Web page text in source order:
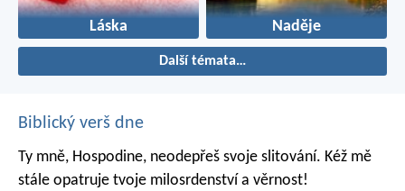
Láska Naděje
Další témata…
Biblický verš dne
Ty mně, Hospodine, neodepřeš svoje slitování. Kéž mě
stále opatruje tvoje milosrdenství a věrnost!